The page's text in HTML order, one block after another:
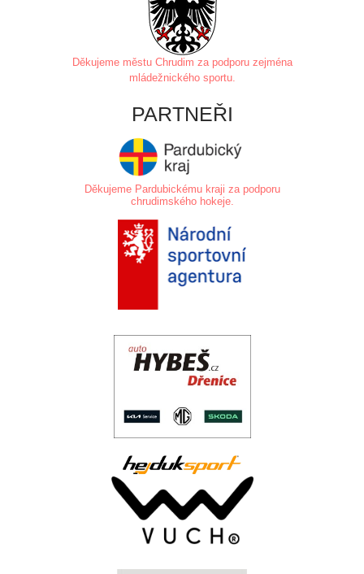
Děkujeme městu Chrudim za podporu zejména
mládežnického sportu.
PARTNEŘI
Děkujeme Pardubickému kraji za podporu
chrudimského hokeje.